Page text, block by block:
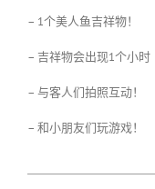
– 1个美人鱼吉祥物！
– 吉祥物会出现1个小时
– 与客人们拍照互动！
– 和小朋友们玩游戏！